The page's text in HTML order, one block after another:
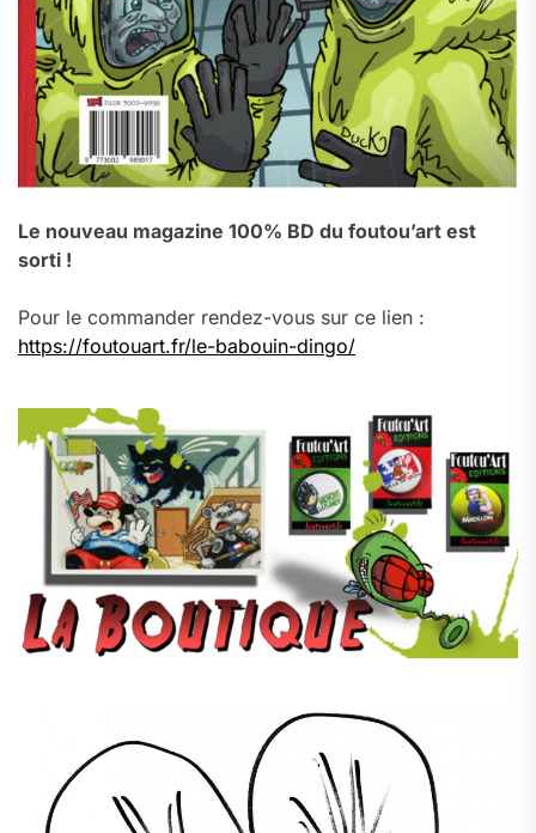
Le nouveau magazine 100% BD du foutou’art est
sorti !
Pour le commander rendez-vous sur ce lien :
https://foutouart.fr/le-babouin-dingo/